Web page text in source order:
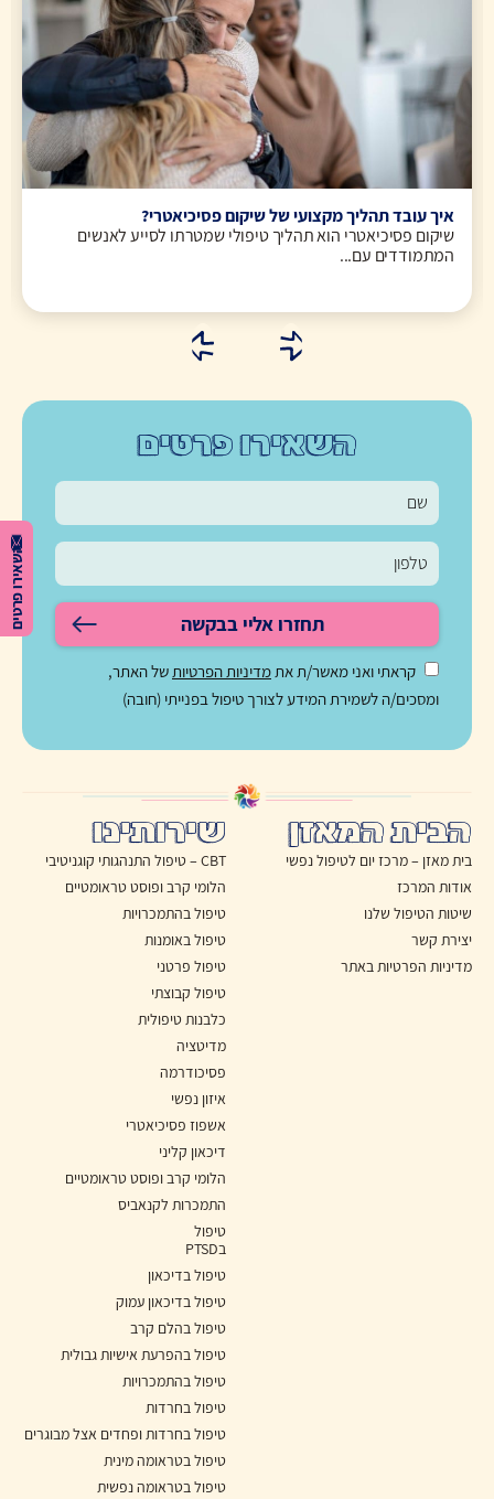
השאירו פרטים
איך עובד תהליך מקצועי של שיקום פסיכיאטרי?
שיקום פסיכיאטרי הוא תהליך טיפולי שמטרתו לסייע לאנשים
המתמודדים עם...
השאירו פרטים
תחזרו אליי בבקשה
קראתי ואני מאשר/ת את מדיניות הפרטיות של האתר,
ומסכים/ה לשמירת המידע לצורך טיפול בפנייתי (חובה)
הבית המאזן
בית מאזן – מרכז יום לטיפול נפשי
אודות המרכז
שיטות הטיפול שלנו
יצירת קשר
מדיניות הפרטיות באתר
שירותינו
CBT – טיפול התנהגותי קוגניטיבי
הלומי קרב ופוסט טראומטיים
טיפול בהתמכרויות
טיפול באומנות
טיפול פרטני
טיפול קבוצתי
כלבנות טיפולית
מדיטציה
פסיכודרמה
איזון נפשי
אשפוז פסיכיאטרי
דיכאון קליני
הלומי קרב ופוסט טראומטיים
התמכרות לקנאביס
טיפול
בPTSD
טיפול בדיכאון
טיפול בדיכאון עמוק
טיפול בהלם קרב
טיפול בהפרעת אישיות גבולית
טיפול בהתמכרויות
טיפול בחרדות
טיפול בחרדות ופחדים אצל מבוגרים
טיפול בטראומה מינית
טיפול בטראומה נפשית